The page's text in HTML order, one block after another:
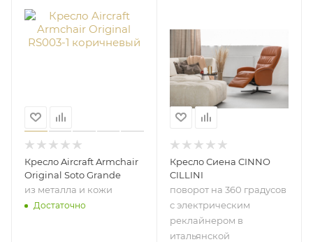
Кресло Aircraft Armchair
Original Soto Grande
из металла и кожи
Достаточно
Кресло Сиена CINNO
CILLINI
поворот на 360 градусов
с электрическим
реклайнером в
итальянской